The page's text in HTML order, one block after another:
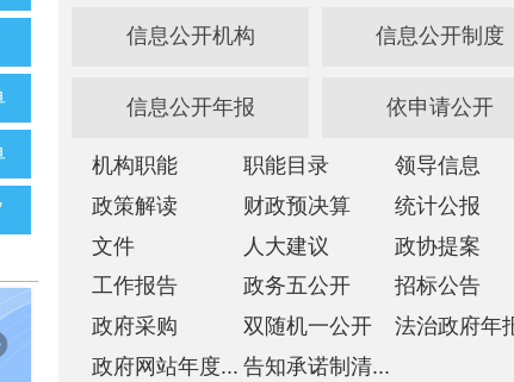
政策解读
人大建议
政府采购
双随机一公开
法治政府年报
政府网站年度... 告知承诺制清...
在线访谈
涉农
县